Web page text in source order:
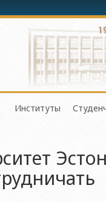
научной
с
Физический
Химический
Институты
Институт
Институт